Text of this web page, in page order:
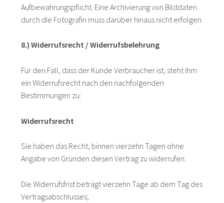
Aufbewahrungspflicht. Eine Archivierung von Bilddaten
durch die Fotografin muss darüber hinaus nicht erfolgen.
8.) Widerrufsrecht / Widerrufsbelehrung
Für den Fall, dass der Kunde Verbraucher ist, steht ihm
ein Widerrufsrecht nach den nachfolgenden
Bestimmungen zu:
Widerrufsrecht
Sie haben das Recht, binnen vierzehn Tagen ohne
Angabe von Gründen diesen Vertrag zu widerrufen.
Die Widerrufsfrist beträgt vierzehn Tage ab dem Tag des
Vertragsabschlusses;